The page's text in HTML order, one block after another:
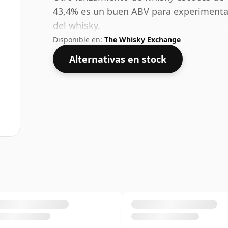
43,4% es un buen ABV para
del whisky.
Disponible en: The Whisky Exchange
Alternativas en stock